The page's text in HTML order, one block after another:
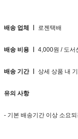
배송 업체 ㅣ 로젠택배
배송 비용 ㅣ 4,000원 / 도서
배송 기간 ㅣ 상세 상품 내
유의 사항
- 기본 배송기간 이상 소요